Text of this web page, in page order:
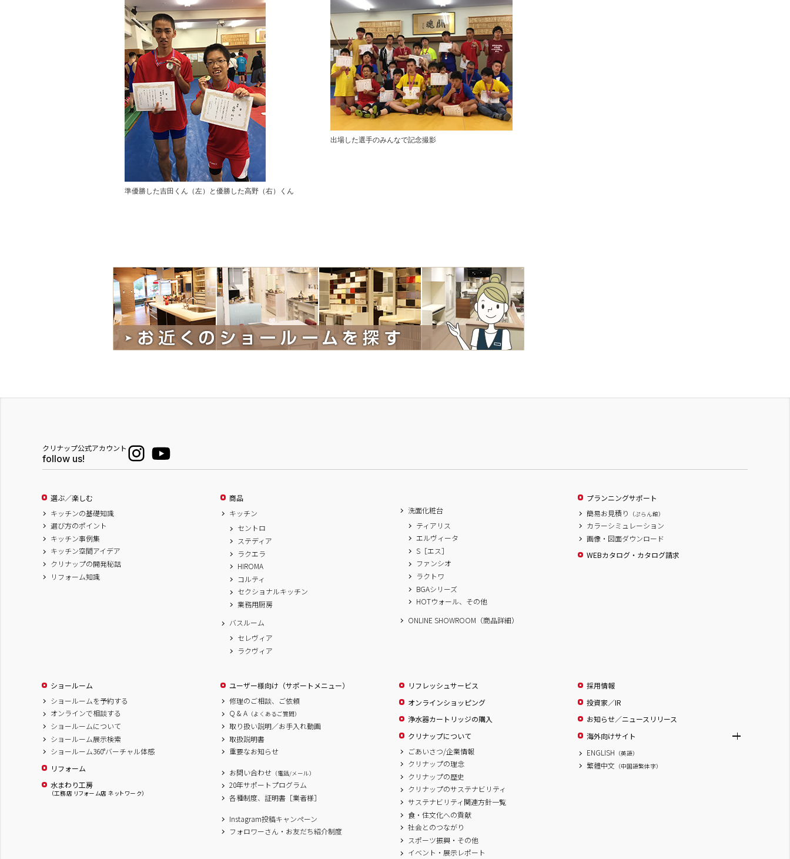
準優勝した吉田くん（左）と優勝した高野（右）くん
出場した選手のみんなで記念撮影
クリナップ公式アカウント
follow us!
選ぶ／楽しむ
キッチンの基礎知識
選び方のポイント
キッチン事例集
キッチン空間アイデア
クリナップの開発秘話
リフォーム知識
商品
キッチン
セントロ
ステディア
ラクエラ
HIROMA
コルティ
セクショナルキッチン
業務用厨房
バスルーム
セレヴィア
ラクヴィア
洗面化粧台
ティアリス
エルヴィータ
S［エス］
ファンシオ
ラクトワ
BGAシリーズ
HOTウォール、その他
ONLINE SHOWROOM（商品詳細）
プランニングサポート
簡易お見積り
（ぷらん館）
カラーシミュレーション
画像・図面ダウンロード
WEBカタログ・カタログ請求
ショールーム
ショールームを予約する
オンラインで相談する
ショールームについて
ショールーム展示検索
ショールーム360°バーチャル体感
リフォーム
水まわり工房
（工務店 リフォーム店 ネットワーク）
ユーザー様向け（サポートメニュー）
修理のご相談、ご依頼
Q & A （よくあるご質問）
取り扱い説明／お手入れ動画
取扱説明書
重要なお知らせ
お問い合わせ （電話/メール）
20年サポートプログラム
各種制度、証明書［業者様］
Instagram投稿キャンペーン
フォロワーさん・お友だち紹介制度
リフレッシュサービス
オンラインショッピング
浄水器カートリッジの購入
クリナップについて
ごあいさつ/企業情報
クリナップの理念
クリナップの歴史
クリナップのサステナビリティ
サステナビリティ関連方針一覧
食・住文化への貢献
社会とのつながり
スポーツ振興・その他
イベント・展示レポート
採用情報
投資家／IR
お知らせ／ニュースリリース
海外向けサイト
ENGLISH （英語）
繁體中文 （中国語繁体字）